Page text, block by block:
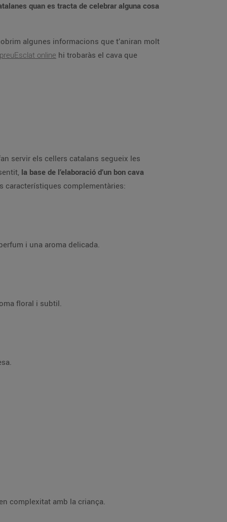
quan es tracta de celebrar alguna cosa
algunes informacions que t’aniran molt
online hi trobaràs el cava que
servir els cellers catalans segueix les
la base de l’elaboració d’un bon cava
característiques complementàries:
i una aroma delicada.
floral i subtil.
complexitat amb la criança.